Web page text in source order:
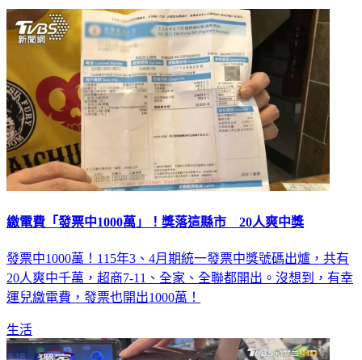
繳電費「發票中1000萬」！獎落這縣市 20人爽中獎
發票中1000萬！115年3、4月期統一發票中獎號碼出爐，共有
20人爽中千萬，超商7-11、全家、全聯都開出。沒想到，有幸
運兒繳電費，發票也開出1000萬！
生活